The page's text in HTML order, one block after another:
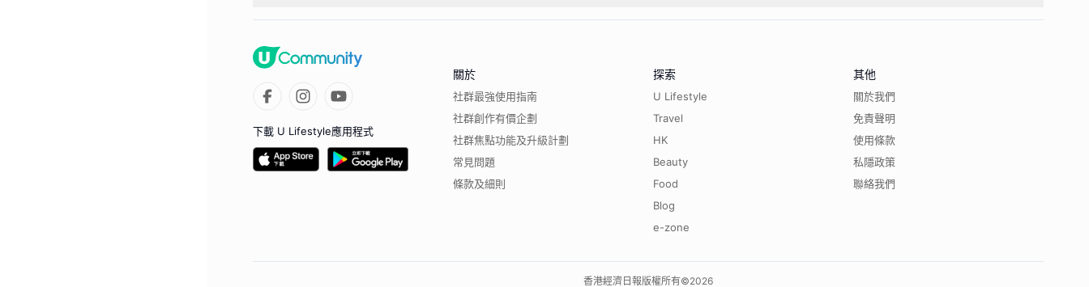
下載 U Lifestyle應用程式
關於
社群最強使用指南
社群創作有價企劃
社群焦點功能及升級計劃
常見問題
條款及細則
探索
U Lifestyle
Travel
HK
Beauty
Food
Blog
e-zone
其他
關於我們
免責聲明
使用條款
私隱政策
聯絡我們
香港經濟日報版權所有©2026